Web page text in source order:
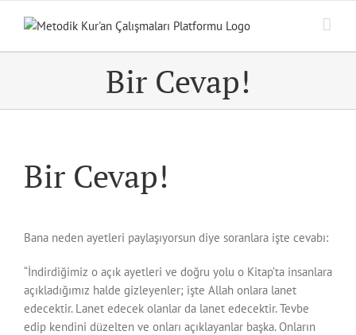
Bir Cevap!
Bir Cevap!
Bana neden ayetleri paylaşıyorsun diye soranlara işte cevabı:
“İndirdiğimiz o açık ayetleri ve doğru yolu o Kitap’ta insanlara
açıkladığımız halde gizleyenler; işte Allah onlara lanet
edecektir. Lanet edecek olanlar da lanet edecektir. Tevbe
edip kendini düzelten ve onları açıklayanlar başka. Onların